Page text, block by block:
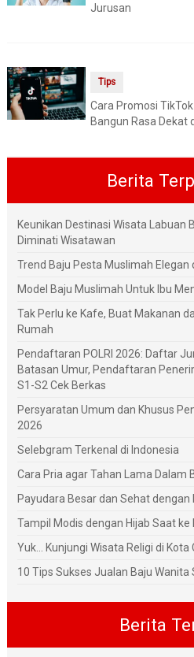
Jurusan
Tips
Cara Promosi
Bangun Rasa Dekat
Berita
Keunikan Destinasi Wisata Labuan
Diminati Wisatawan
Trend Baju Pesta Muslimah Elegan
Model Baju Muslimah Untuk Ibu
Tak Perlu ke Kafe, Buat Makanan
Rumah
Pendaftaran POLRI 2026: Daftar
Batasan Umur, Pendaftaran
S1-S2 Cek Berkas
Persyaratan Umum dan Khusus
2026
Selebgram Terkenal di Indonesia
Cara Pria agar Tahan Lama Dalam
Payudara Besar dan Sehat dengan
Tampil Modis dengan Hijab Saat ke
Yuk... Kunjungi Wisata Religi di Kota
10 Tips Sukses Jualan Baju Wanita
Berita